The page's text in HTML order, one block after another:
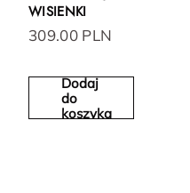
WISIENKI
309.00 PLN
Dodaj
do
koszyka